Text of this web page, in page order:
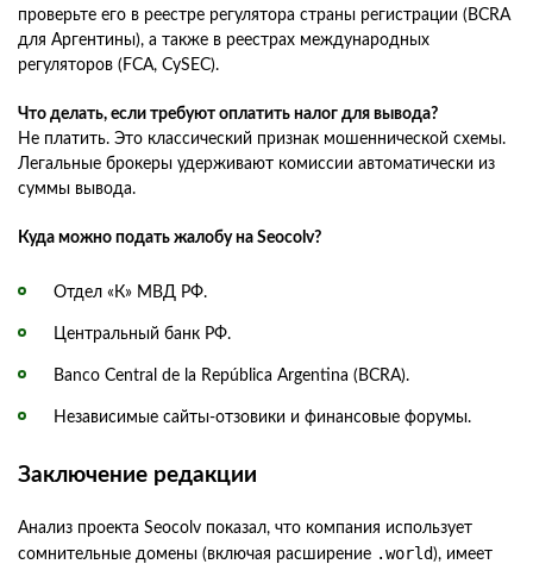
проверьте его в реестре регулятора страны регистрации (BCRA
для Аргентины), а также в реестрах международных
регуляторов (FCA, CySEC).
Что делать, если требуют оплатить налог для вывода?
Не платить. Это классический признак мошеннической схемы.
Легальные брокеры удерживают комиссии автоматически из
суммы вывода.
Куда можно подать жалобу на Seocolv?
Отдел «К» МВД РФ.
Центральный банк РФ.
Banco Central de la República Argentina (BCRA).
Независимые сайты-отзовики и финансовые форумы.
Заключение редакции
Анализ проекта Seocolv показал, что компания использует
сомнительные домены (включая расширение .world), имеет